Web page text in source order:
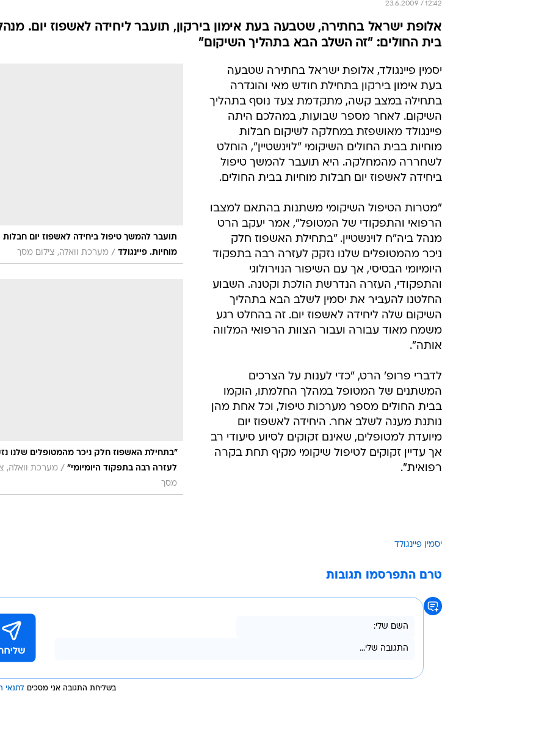
23.6.2009 / 12:42
אלופת ישראל בחתירה, שטבעה בעת אימון בירקון, תועבר ליחידה לאשפוז יום.
בית החולים: "זה השלב הבא בתהליך השיקום"
תועבר להמשך טיפול ביחידה לאשפוז יום חבלות
מוחיות. פיינגולד / מערכת וואלה, צילום מסך
"בתחילת האשפוז חלק ניכר מהמטופלים שלנו
לעזרה רבה בתפקוד היומיומי" / מערכת וואלה,
מסך
יסמין פיינגולד, אלופת ישראל בחתירה שטבעה
בעת אימון בירקון בתחילת חודש מאי והוגדרה
בתחילה במצב קשה, מתקדמת צעד נוסף בתהליך
השיקום. לאחר מספר שבועות, במהלכם היתה
פיינגולד מאושפזת במחלקה לשיקום חבלות
מוחיות בבית החולים השיקומי "לוינשטיין", הוחלט
לשחררה מהמחלקה. היא תועבר להמשך טיפול
ביחידה לאשפוז יום חבלות מוחיות בבית החולים.
"מטרות הטיפול השיקומי משתנות בהתאם למצבו
הרפואי והתפקודי של המטופל", אמר יעקב הרט
מנהל ביה"ח לוינשטיין. "בתחילת האשפוז חלק
ניכר מהמטופלים שלנו נזקק לעזרה רבה בתפקוד
היומיומי הבסיסי, אך עם השיפור הנוירולוגי
והתפקודי, העזרה הנדרשת הולכת וקטנה. השבוע
החלטנו להעביר את יסמין לשלב הבא בתהליך
השיקום שלה ליחידה לאשפוז יום. זה בהחלט רגע
משמח מאוד עבורה ועבור הצוות הרפואי המלווה
אותה".
לדברי פרופ' הרט, "כדי לענות על הצרכים
המשתנים של המטופל במהלך החלמתו, הוקמו
בבית החולים מספר מערכות טיפול, וכל אחת מהן
נותנת מענה לשלב אחר. היחידה לאשפוז יום
מיועדת למטופלים, שאינם זקוקים לסיוע סיעודי רב
אך עדיין זקוקים לטיפול שיקומי מקיף תחת בקרה
רפואית".
יסמין פיינגולד
טרם התפרסמו תגובות
בשליחת התגובה אני מסכים לתנאי